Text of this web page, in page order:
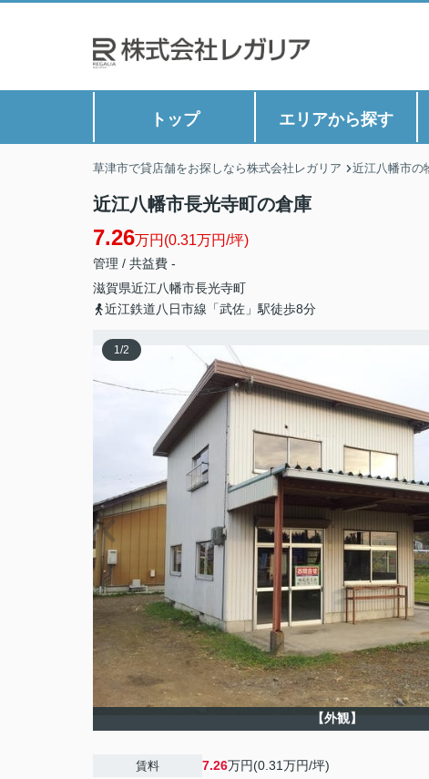
トップ エリアから探す
草津市で貸店舗をお探しなら株式会社レガリア 近江八幡市の
近江八幡市長光寺町の倉庫
7.26万円(0.31万円/坪)
管理 / 共益費 -
滋賀県近江八幡市長光寺町
近江鉄道八日市線「武佐」駅徒歩8分
1/2
【外観】
賃料 7.26万円(0.31万円/坪)